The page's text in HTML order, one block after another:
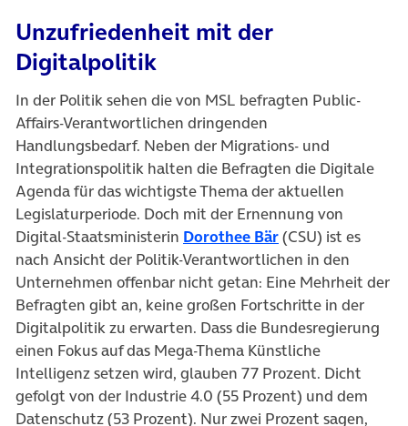
Unzufriedenheit mit der
Digitalpolitik
In der Politik sehen die von MSL befragten Public-
Affairs-Verantwortlichen dringenden
Handlungsbedarf. Neben der Migrations- und
Integrationspolitik halten die Befragten die Digitale
Agenda für das wichtigste Thema der aktuellen
Legislaturperiode. Doch mit der Ernennung von
Digital-Staatsministerin Dorothee Bär(öffnet in neuem
(CSU) ist es
nach Ansicht der Politik-Verantwortlichen in den
Unternehmen offenbar nicht getan: Eine Mehrheit der
Befragten gibt an, keine großen Fortschritte in der
Digitalpolitik zu erwarten. Dass die Bundesregierung
einen Fokus auf das Mega-Thema Künstliche
Intelligenz setzen wird, glauben 77 Prozent. Dicht
gefolgt von der Industrie 4.0 (55 Prozent) und dem
Datenschutz (53 Prozent). Nur zwei Prozent sagen,